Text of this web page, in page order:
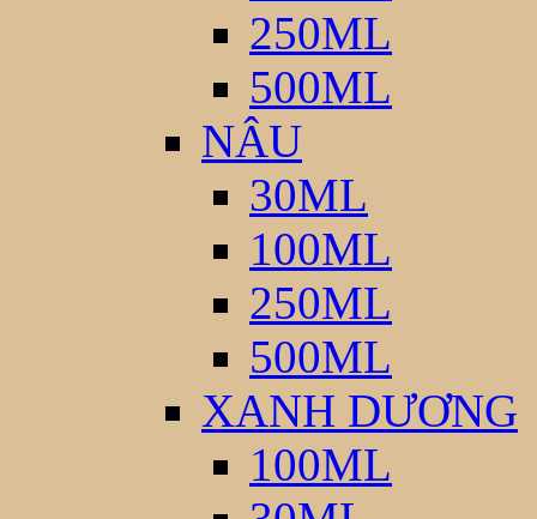
250ML
500ML
NÂU
30ML
100ML
250ML
500ML
XANH DƯƠNG
100ML